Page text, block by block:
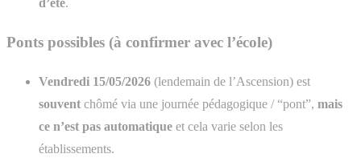
d’été.
Ponts possibles (à confirmer avec l’école)
Vendredi 15/05/2026 (lendemain de l’Ascension) est
souvent chômé via une journée pédagogique / “pont”, mais
ce n’est pas automatique et cela varie selon les
établissements.